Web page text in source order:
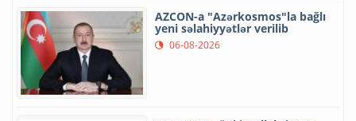
AZCON-a "Azərkosmos"la bağlı
yeni səlahiyyətlər verilib
06-08-2026